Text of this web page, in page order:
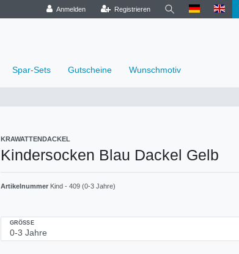
Anmelden Registrieren
Spar-Sets Gutscheine Wunschmotiv
KRAWATTENDACKEL
Kindersocken Blau Dackel Gelb
Artikelnummer Kind - 409 (0-3 Jahre)
GRÖSSE